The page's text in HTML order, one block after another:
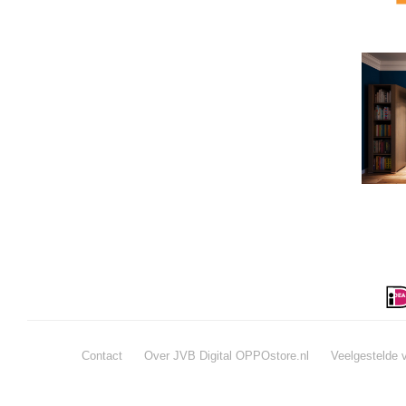
Contact Over JVB Digital OPPOstore.nl Veelgestelde